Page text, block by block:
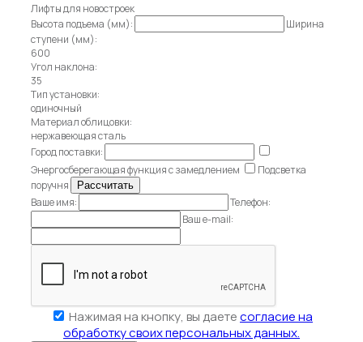
Лифты для новостроек
Высота подъема (мм):
Ширина
ступени (мм):
600
Угол наклона:
35
Тип установки:
одиночный
Материал облицовки:
нержавеющая сталь
Город поставки:
Энергосберегающая функция с замедлением
Подсветка
поручня
Ваше имя:
Телефон:
Ваш e-mail:
Нажимая на кнопку, вы даетесогласие на
обработку своих персональных данных.